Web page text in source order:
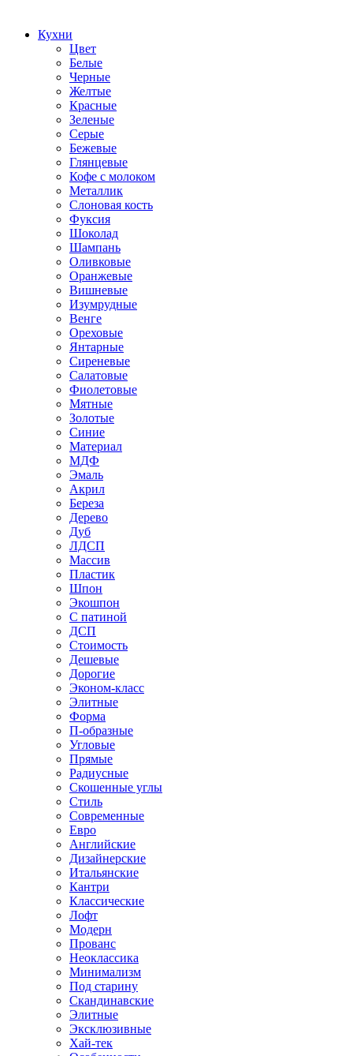
Кухни
Цвет
Белые
Черные
Желтые
Красные
Зеленые
Серые
Бежевые
Глянцевые
Кофе с молоком
Металлик
Слоновая кость
Фуксия
Шоколад
Шампань
Оливковые
Оранжевые
Вишневые
Изумрудные
Венге
Ореховые
Янтарные
Сиреневые
Салатовые
Фиолетовые
Мятные
Золотые
Синие
Материал
МДФ
Эмаль
Акрил
Береза
Дерево
Дуб
ЛДСП
Массив
Пластик
Шпон
Экошпон
С патиной
ДСП
Стоимость
Дешевые
Дорогие
Эконом-класс
Элитные
Форма
П-образные
Угловые
Прямые
Радиусные
Скошенные углы
Стиль
Современные
Евро
Английские
Дизайнерские
Итальянские
Кантри
Классические
Лофт
Модерн
Прованс
Неоклассика
Минимализм
Под старину
Скандинавские
Элитные
Эксклюзивные
Хай-тек